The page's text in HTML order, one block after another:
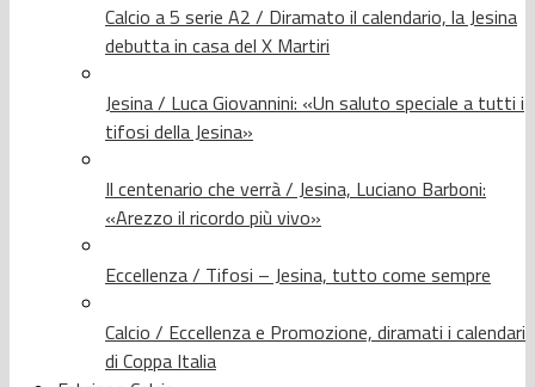
Calcio a 5 serie A2 / Diramato il calendario, la Jesina
debutta in casa del X Martiri
Jesina / Luca Giovannini: «Un saluto speciale a tutti i
tifosi della Jesina»
Il centenario che verrà / Jesina, Luciano Barboni:
«Arezzo il ricordo più vivo»
Eccellenza / Tifosi – Jesina, tutto come sempre
Calcio / Eccellenza e Promozione, diramati i calendari
di Coppa Italia